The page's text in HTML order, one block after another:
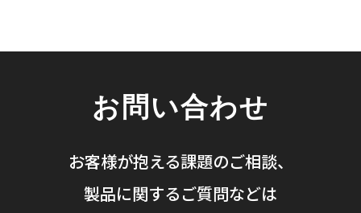
お問い合わせ
お客様が抱える課題のご相談、
製品に関するご質問などは